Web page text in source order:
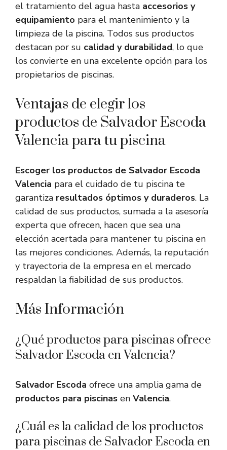
el tratamiento del agua hasta accesorios y
equipamiento para el mantenimiento y la
limpieza de la piscina. Todos sus productos
destacan por su calidad y durabilidad, lo que
los convierte en una excelente opción para los
propietarios de piscinas.
Ventajas de elegir los
productos de Salvador Escoda
Valencia para tu piscina
Escoger los productos de Salvador Escoda
Valencia para el cuidado de tu piscina te
garantiza resultados óptimos y duraderos. La
calidad de sus productos, sumada a la asesoría
experta que ofrecen, hacen que sea una
elección acertada para mantener tu piscina en
las mejores condiciones. Además, la reputación
y trayectoria de la empresa en el mercado
respaldan la fiabilidad de sus productos.
Más Información
¿Qué productos para piscinas ofrece
Salvador Escoda en Valencia?
Salvador Escoda ofrece una amplia gama de
productos para piscinas en Valencia.
¿Cuál es la calidad de los productos
para piscinas de Salvador Escoda en